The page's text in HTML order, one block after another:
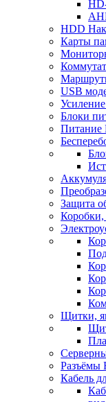
HDD
Карты
USB
Блоки
Питание
Защита
Щитки,
Разъёмы
Кабель